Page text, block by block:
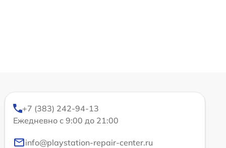
+7 (383) 242-94-13
Ежедневно с 9:00 до 21:00
info@playstation-repair-center.ru